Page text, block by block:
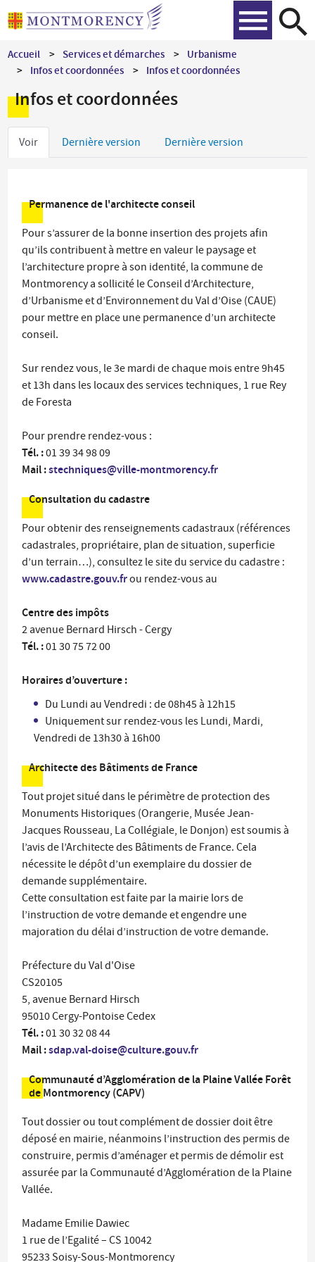
Aller
au
principal
Accueil Services et démarches
Urbanisme
Infos et coordonnées
Infos et coordonnées
Infos et coordonnées
Onglets
Voir Dernière version Dernière version
Permanence de l'architecte conseil
Pour s’assurer de la bonne insertion des projets afin
qu’ils contribuent à mettre en valeur le paysage et
l’architecture propre à son identité, la commune de
Montmorency a sollicité le Conseil d’Architecture,
d’Urbanisme et d’Environnement du Val d’Oise (CAUE)
pour mettre en place une permanence d’un architecte
conseil.
Sur rendez vous, le 3e mardi de chaque mois entre 9h45
et 13h dans les locaux des services techniques, 1 rue Rey
de Foresta
Pour prendre rendez-vous :
Tél. :01 39 34 98 09
Mail :stechniques@ville-montmorency.fr
Consultation du cadastre
Pour obtenir des renseignements cadastraux (références
cadastrales, propriétaire, plan de situation, superficie
d’un terrain…), consultez le site du service du cadastre :
www.cadastre.gouv.frou rendez-vous au
Centre des impôts
2 avenue Bernard Hirsch - Cergy
Tél. :01 30 75 72 00
Horaires d’ouverture :
Du Lundi au Vendredi : de 08h45 à 12h15
Uniquement sur rendez-vous les Lundi, Mardi,
Vendredi de 13h30 à 16h00
Architecte des Bâtiments de France
Tout projet situé dans le périmètre de protection des
Monuments Historiques (Orangerie, Musée Jean-
Jacques Rousseau, La Collégiale, le Donjon) est soumis à
l’avis de l’Architecte des Bâtiments de France. Cela
nécessite le dépôt d’un exemplaire du dossier de
demande supplémentaire.
Cette consultation est faite par la mairie lors de
l’instruction de votre demande et engendre une
majoration du délai d’instruction de votre demande.
Préfecture du Val d'Oise
CS20105
5, avenue Bernard Hirsch
95010 Cergy-Pontoise Cedex
Tél. :01 30 32 08 44
Mail :sdap.val-doise@culture.gouv.fr
Communauté d’Agglomération de la Plaine Vallée Forêt
de Montmorency (CAPV)
Tout dossier ou tout complément de dossier doit être
déposé en mairie, néanmoins l’instruction des permis de
construire, permis d’aménager et permis de démolir est
assurée par la Communauté d’Agglomération de la Plaine
Vallée.
Madame Emilie Dawiec
1 rue de l’Egalité – CS 10042
95233 Soisy-Sous-Montmorency